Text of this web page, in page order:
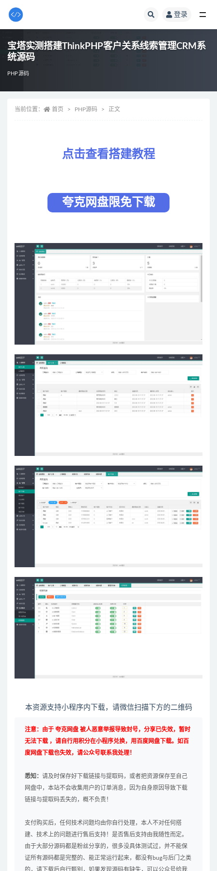
登录
宝塔实测搭建ThinkPHP客户关系线索管理CRM系
统源码
PHP源码
当前位置： 首页 PHP源码 正文
点击查看搭建教程
夸克网盘限免下载
本资源支持小程序内下载，请微信扫描下方的二维码
注意：由于 夸克网盘 被人恶意举报导致封号，分享已失效，暂时
无法下载 ，请自行用积分在小程序兑换，用百度网盘下载。如百
度网盘下载也失效，请公众号联系我处理！
悉知： 请及时保存好下载链接与提取码，或者把资源保存至自己
网盘中，本站不会收集用户的订单消息，因为自身原因导致下载
链接与提取码丢失的，概不负责！
支付购买后，任何技术问题均由你自行处理，本人不对任何搭
建、技术上的问题进行售后支持！是否售后支持由我随性而定。
由于大部分源码都是粉丝分享的，很多没具体测试过，并不能保
证所有源码都是完整的、能正常运行起来，都没有bug与后门之类
的，请下载后自行甄别，如果发现源码有缺失，可以公众号给我